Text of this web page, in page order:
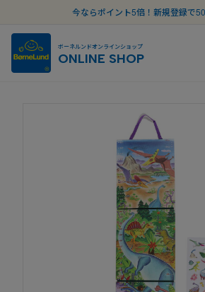
今ならポイント5倍！新規登録で
ボーネルンドオンラインショップ
ONLINE SHOP